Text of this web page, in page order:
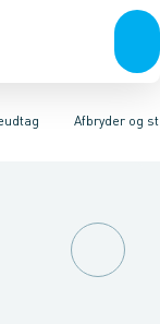
Afbryder og